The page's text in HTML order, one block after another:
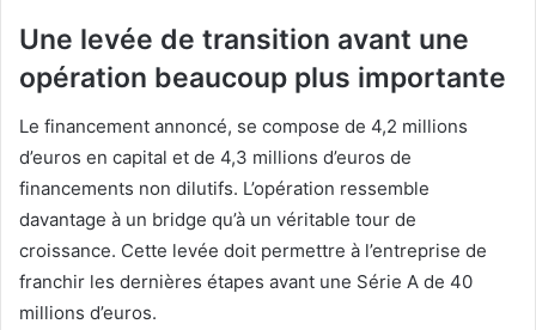
Une levée de transition avant une
opération beaucoup plus importante
Le financement annoncé, se compose de 4,2 millions
d’euros en capital et de 4,3 millions d’euros de
financements non dilutifs. L’opération ressemble
davantage à un bridge qu’à un véritable tour de
croissance. Cette levée doit permettre à l’entreprise de
franchir les dernières étapes avant une Série A de 40
millions d’euros.